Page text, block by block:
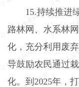
15.持续推进
路林网、水系林
化，充分利用废
导鼓励农民通过
化。到 2025年，